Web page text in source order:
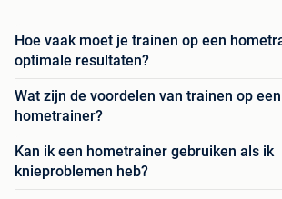
Hoe vaak moet je trainen op een
optimale resultaten?
Wat zijn de voordelen van trainen op een
hometrainer?
Kan ik een hometrainer gebruiken als ik
knieproblemen heb?